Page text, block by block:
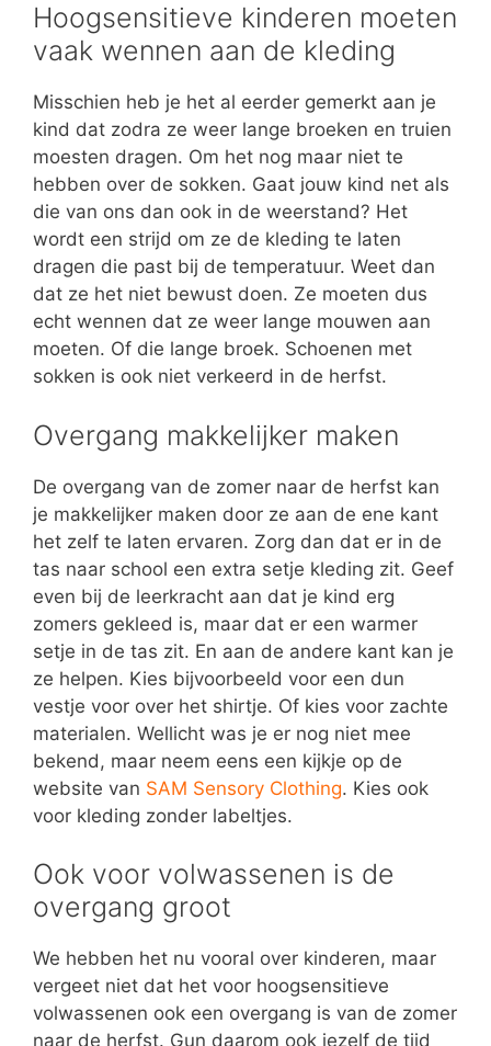
Hoogsensitieve kinderen moeten
vaak wennen aan de kleding
Misschien heb je het al eerder gemerkt aan je
kind dat zodra ze weer lange broeken en truien
moesten dragen. Om het nog maar niet te
hebben over de sokken. Gaat jouw kind net als
die van ons dan ook in de weerstand? Het
wordt een strijd om ze de kleding te laten
dragen die past bij de temperatuur. Weet dan
dat ze het niet bewust doen. Ze moeten dus
echt wennen dat ze weer lange mouwen aan
moeten. Of die lange broek. Schoenen met
sokken is ook niet verkeerd in de herfst.
Overgang makkelijker maken
De overgang van de zomer naar de herfst kan
je makkelijker maken door ze aan de ene kant
het zelf te laten ervaren. Zorg dan dat er in de
tas naar school een extra setje kleding zit. Geef
even bij de leerkracht aan dat je kind erg
zomers gekleed is, maar dat er een warmer
setje in de tas zit. En aan de andere kant kan je
ze helpen. Kies bijvoorbeeld voor een dun
vestje voor over het shirtje. Of kies voor zachte
materialen. Wellicht was je er nog niet mee
bekend, maar neem eens een kijkje op de
website van SAM Sensory Clothing. Kies ook
voor kleding zonder labeltjes.
Ook voor volwassenen is de
overgang groot
We hebben het nu vooral over kinderen, maar
vergeet niet dat het voor hoogsensitieve
volwassenen ook een overgang is van de zomer
naar de herfst. Gun daarom ook jezelf de tijd